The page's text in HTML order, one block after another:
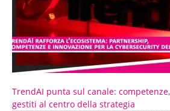
TrendAI punta sul canale:
gestiti al centro della strategia